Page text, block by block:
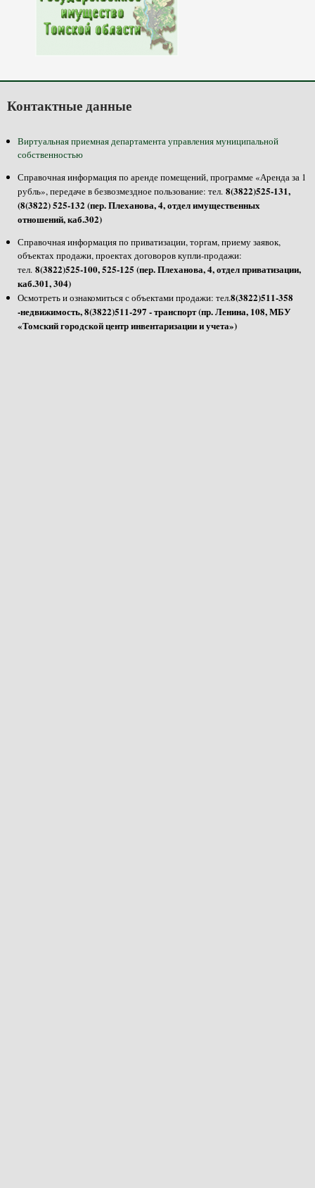
Контактные данные
Виртуальная приемная департамента управления муниципальной
собственностью
Справочная информация по аренде помещений, программе «Аренда за 1
рубль», передаче в безвозмездное пользование: тел. 8(3822)525-131,
(8(3822) 525-132 (пер. Плеханова, 4, отдел имущественных
отношений, каб.302)
Справочная информация по приватизации, торгам, приему заявок,
объектах продажи, проектах договоров купли-продажи:
тел. 8(3822)525-100, 525-125 (пер. Плеханова, 4, отдел приватизации,
каб.301, 304)
Осмотреть и ознакомиться с объектами продажи: тел.8(3822)511-358
-недвижимость, 8(3822)511-297 - транспорт (пр. Ленина, 108, МБУ
«Томский городской центр инвентаризации и учета»)